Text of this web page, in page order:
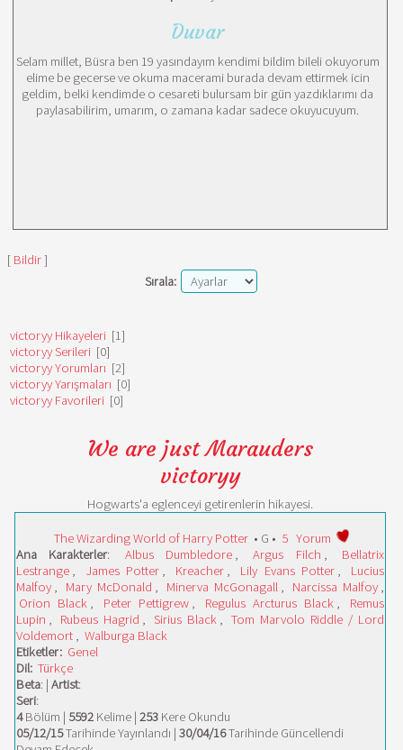
Duvar
Selam millet, Büsra ben 19 yasındayım kendimi bildim bileli okuyorum
elime be gecerse ve okuma macerami burada devam ettirmek icin
geldim, belki kendimde o cesareti bulursam bir gün yazdıklarımı da
paylasabilirim, umarım, o zamana kadar sadece okuyucuyum.
[ Bildir]
Sırala:
victoryy Hikayeleri [1]
victoryy Serileri [0]
victoryy Yorumları [2]
victoryy Yarışmaları [0]
victoryy Favorileri [0]
We are just Marauders
victoryy
Hogwarts'a eglenceyi getirenlerin hikayesi.
The Wizarding World of Harry Potter • G • 5 Yorum
Ana Karakterler: Albus Dumbledore , Argus Filch ,
Bellatrix
Lestrange , James Potter , Kreacher , Lily Evans Potter ,
Lucius
Malfoy , Mary McDonald , Minerva McGonagall , Narcissa Malfoy ,
Orion Black , Peter Pettigrew , Regulus Arcturus Black ,
Remus
Lupin , Rubeus Hagrid , Sirius Black , Tom Marvolo Riddle / Lord
Voldemort , Walburga Black
Etiketler: Genel
Dil: Türkçe
Beta: | Artist:
Seri:
4Bölüm | 5592 Kelime | 253 Kere Okundu
05/12/15Tarihinde Yayınlandı | 30/04/16Tarihinde Güncellendi